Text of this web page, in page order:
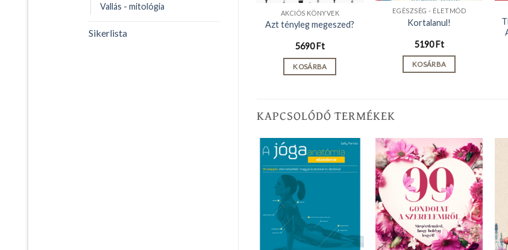
Vallás - mitológia
Sikerlista
AKCIÓS KÖNYVEK
Azt tényleg megeszed?
5690Ft
KOSÁRBA
EGÉSZSÉG - ÉLETMÓD
Kortalanul!
5190Ft
KOSÁRBA
KAPCSOLÓDÓ TERMÉKEK